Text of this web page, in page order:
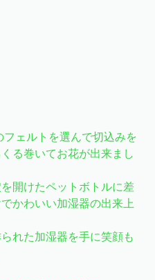
る巻いてお花が出来まし
開けたペットボトルに差
かわいい加湿器の出来上
れた加湿器を手に笑顔も